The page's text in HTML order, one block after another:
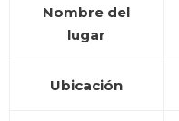
Nombre del
lugar
Ubicación